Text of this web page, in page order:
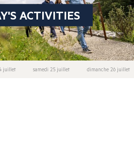
ACTIVITIES
juillet samedi 25 juillet dimanche 26 juillet